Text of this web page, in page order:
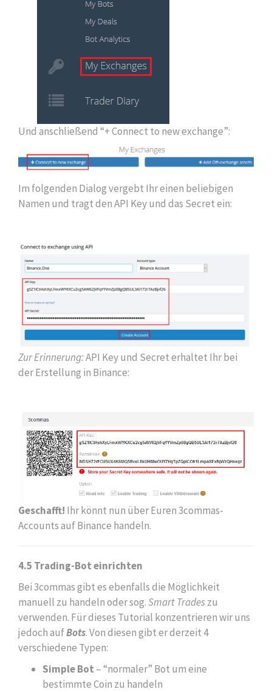
Und anschließend “+ Connect to new exchange”:
Im folgenden Dialog vergebt Ihr einen beliebigen
Namen und tragt den API Key und das Secret ein:
Zur Erinnerung:API Key und Secret erhaltet Ihr bei
der Erstellung in Binance:
Geschafft! Ihr könnt nun über Euren 3commas-
Accounts auf Binance handeln.
4.5 Trading-Bot einrichten
Bei 3commas gibt es ebenfalls die Möglichkeit
manuell zu handeln oder sog.Smart Trades zu
verwenden. Für dieses Tutorial konzentrieren wir uns
jedoch aufBots.Von diesen gibt er derzeit 4
verschiedene Typen:
Simple Bot – “normaler” Bot um eine
bestimmte Coin zu handeln